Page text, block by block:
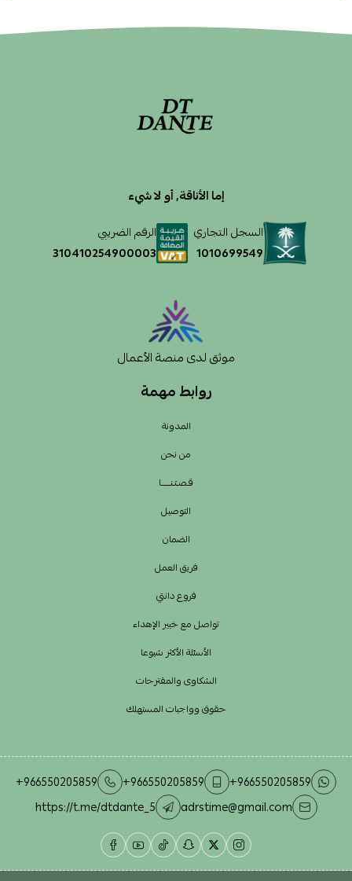
روابط مهمة
المدونة
من نحن
قـصـتـنــــــا
التوصيل
الضمان
فريق العمل
فروع دانتي
تواصل مع خبير الإهداء
الأسئلة الأكثر شيوعا
الشكاوى والمقترحات
حقوق وواجبات المستهلك
إما الأناقة, أو لا شيء
السجل التجاري
1010699549
الرقم الضريبي
310410254900003
موثق لدى منصة الأعمال
+966550205859
+966550205859
+966550205859
adrstime@gmail.com
https://t.me/dtdante_5